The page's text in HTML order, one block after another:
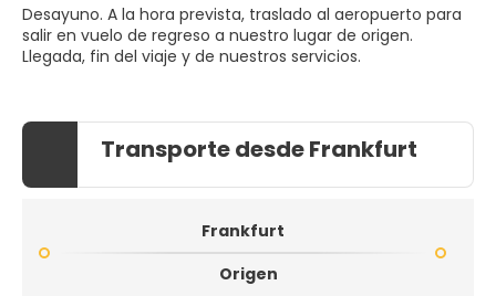
Desayuno. A la hora prevista, traslado al aeropuerto para
salir en vuelo de regreso a nuestro lugar de origen.
Llegada, fin del viaje y de nuestros servicios.
Transporte desde Frankfurt
Frankfurt
Origen